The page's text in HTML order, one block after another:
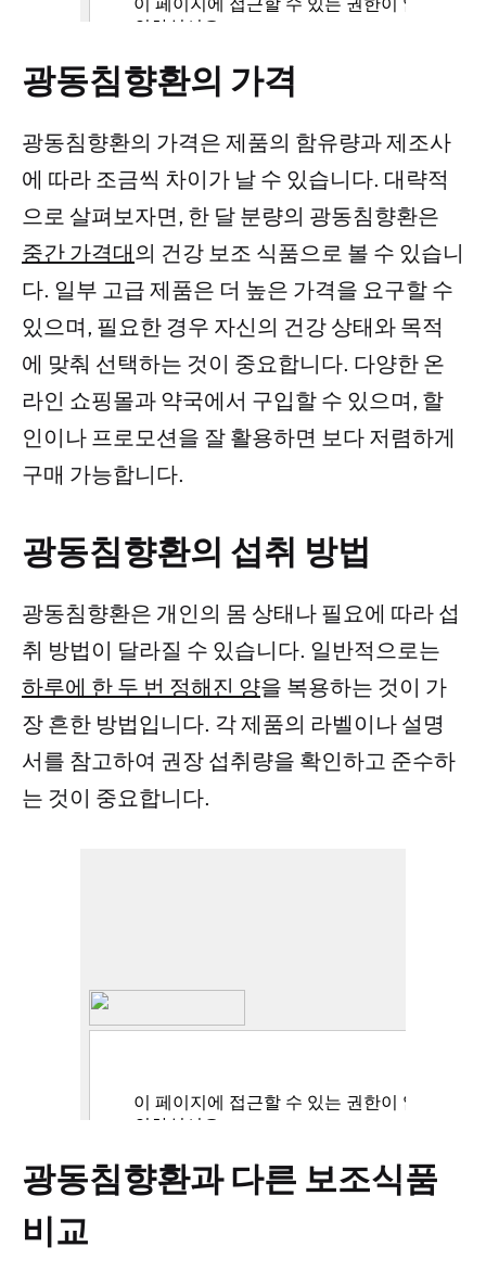
광동침향환의 가격
광동침향환의 가격은 제품의 함유량과 제조사
에 따라 조금씩 차이가 날 수 있습니다. 대략적
으로 살펴보자면, 한 달 분량의 광동침향환은
중간 가격대의 건강 보조 식품으로 볼 수 있습니
다. 일부 고급 제품은 더 높은 가격을 요구할 수
있으며, 필요한 경우 자신의 건강 상태와 목적
에 맞춰 선택하는 것이 중요합니다. 다양한 온
라인 쇼핑몰과 약국에서 구입할 수 있으며, 할
인이나 프로모션을 잘 활용하면 보다 저렴하게
구매 가능합니다.
광동침향환의 섭취 방법
광동침향환은 개인의 몸 상태나 필요에 따라 섭
취 방법이 달라질 수 있습니다. 일반적으로는
하루에 한 두 번 정해진 양을 복용하는 것이 가
장 흔한 방법입니다. 각 제품의 라벨이나 설명
서를 참고하여 권장 섭취량을 확인하고 준수하
는 것이 중요합니다.
광동침향환과 다른 보조식품
비교